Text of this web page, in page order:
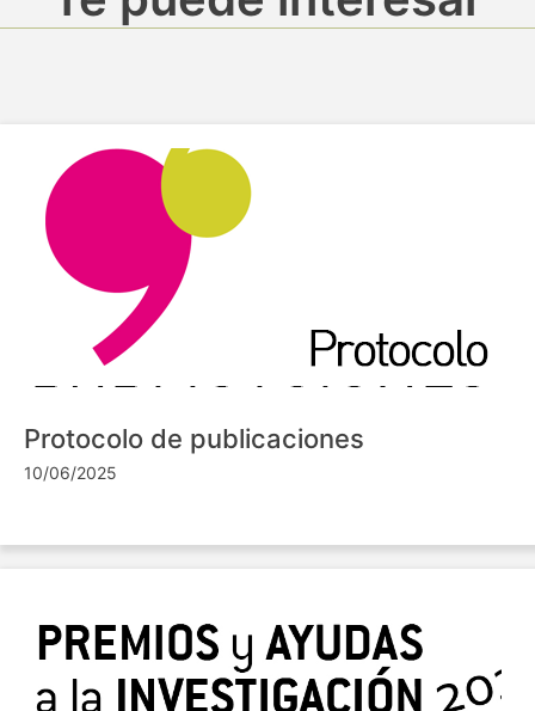
Protocolo de publicaciones
10/06/2025